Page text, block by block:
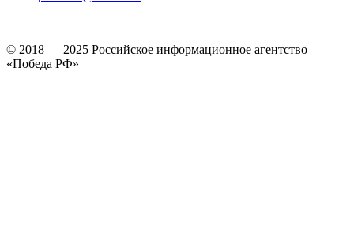
© 2018 — 2025 Российское информационное агентство
«Победа РФ»